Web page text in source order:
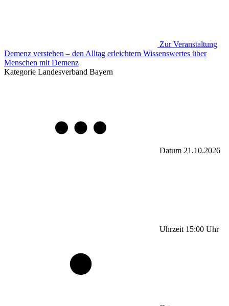
Zur Veranstaltung
Demenz verstehen – den Alltag erleichtern Wissenswertes über
Menschen mit Demenz
Kategorie Landesverband Bayern
Datum 21.10.2026
Uhrzeit 15:00 Uhr